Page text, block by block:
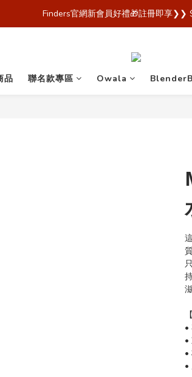
Finders🎉【Blender Bottle x Owala 台灣官方代
品 聯名款專區 Owala
•
•
•
•